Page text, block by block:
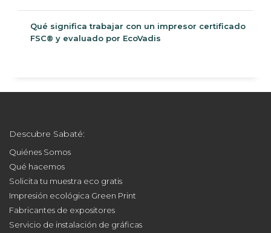
Qué significa trabajar con un impresor certificado
FSC® y evaluado por EcoVadis
Descubre Sabaté:
Quiénes Somos
Qué hacemos
Solicita tu muestra eco gratis
Impresión ecológica Green Print
Fabricantes de expositores
Servicio de instalación de gráficas